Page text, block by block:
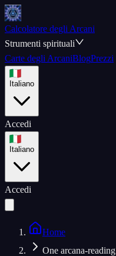
Calcolatore degli Arcani
Strumenti spirituali
Carte degli ArcaniBlogPrezzi
Italiano
Accedi
Italiano
Accedi
Home
One arcana-reading